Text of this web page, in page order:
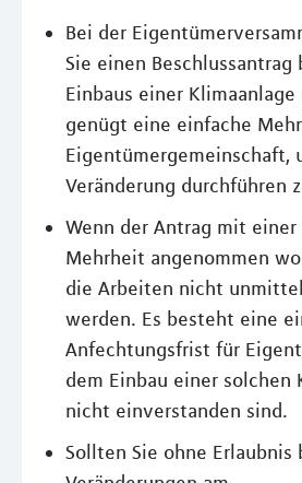
Bei der
Sie einen Beschlussantrag
Einbaus einer
genügt eine einfache
Eigentümergemeinschaft,
Veränderung durchführen
Wenn der Antrag mit einer
Mehrheit angenommen
die Arbeiten nicht
werden. Es besteht eine
Anfechtungsfrist für
dem Einbau einer solchen
nicht einverstanden sind.
Sollten Sie ohne Erlaubnis